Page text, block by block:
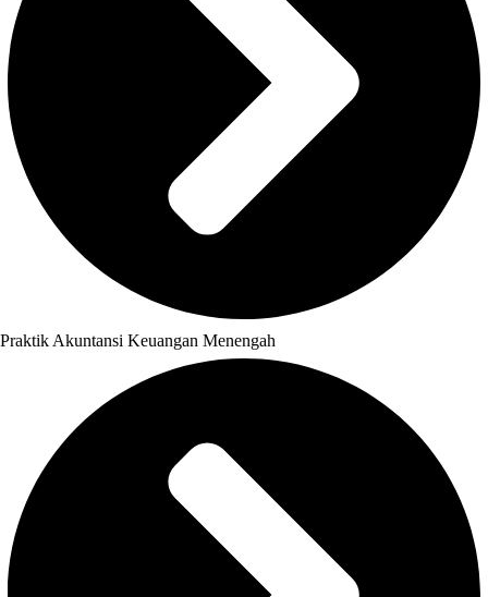
Praktik Akuntansi Keuangan Menengah